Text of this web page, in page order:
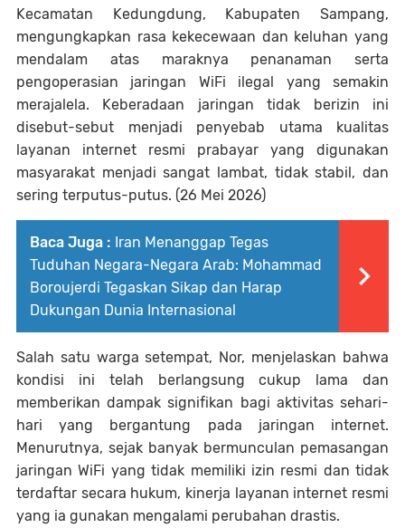
Kecamatan Kedungdung, Kabupaten Sampang,
mengungkapkan rasa kekecewaan dan keluhan yang
mendalam atas maraknya penanaman serta
pengoperasian jaringan WiFi ilegal yang semakin
merajalela. Keberadaan jaringan tidak berizin ini
disebut-sebut menjadi penyebab utama kualitas
layanan internet resmi prabayar yang digunakan
masyarakat menjadi sangat lambat, tidak stabil, dan
sering terputus-putus. (26 Mei 2026)
Baca Juga : Iran Menanggap Tegas
Tuduhan Negara-Negara Arab: Mohammad
Boroujerdi Tegaskan Sikap dan Harap
Dukungan Dunia Internasional
Salah satu warga setempat, Nor, menjelaskan bahwa
kondisi ini telah berlangsung cukup lama dan
memberikan dampak signifikan bagi aktivitas sehari-
hari yang bergantung pada jaringan internet.
Menurutnya, sejak banyak bermunculan pemasangan
jaringan WiFi yang tidak memiliki izin resmi dan tidak
terdaftar secara hukum, kinerja layanan internet resmi
yang ia gunakan mengalami perubahan drastis.